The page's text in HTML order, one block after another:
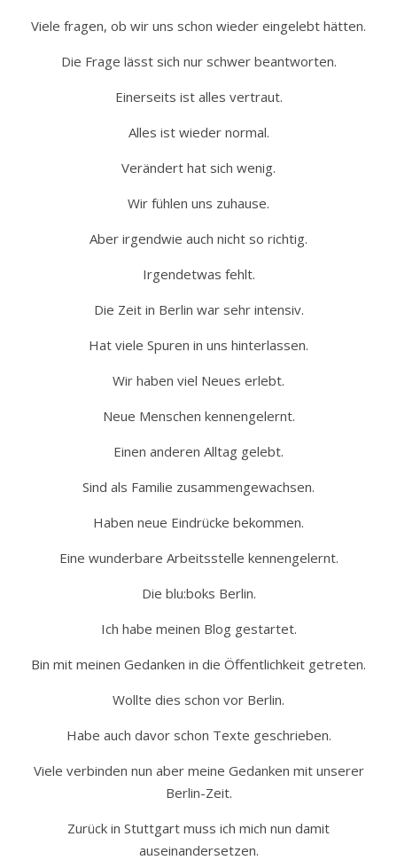
Viele fragen, ob wir uns schon wieder eingelebt hätten.
Die Frage lässt sich nur schwer beantworten.
Einerseits ist alles vertraut.
Alles ist wieder normal.
Verändert hat sich wenig.
Wir fühlen uns zuhause.
Aber irgendwie auch nicht so richtig.
Irgendetwas fehlt.
Die Zeit in Berlin war sehr intensiv.
Hat viele Spuren in uns hinterlassen.
Wir haben viel Neues erlebt.
Neue Menschen kennengelernt.
Einen anderen Alltag gelebt.
Sind als Familie zusammengewachsen.
Haben neue Eindrücke bekommen.
Eine wunderbare Arbeitsstelle kennengelernt.
Die blu:boks Berlin.
Ich habe meinen Blog gestartet.
Bin mit meinen Gedanken in die Öffentlichkeit getreten.
Wollte dies schon vor Berlin.
Habe auch davor schon Texte geschrieben.
Viele verbinden nun aber meine Gedanken mit unserer
Berlin-Zeit.
Zurück in Stuttgart muss ich mich nun damit
auseinandersetzen.